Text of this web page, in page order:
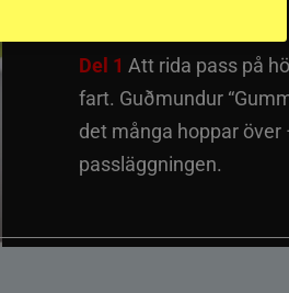
Del 1 Att rida pass på
fart. Guðmundur
det många hoppar
passläggningen.